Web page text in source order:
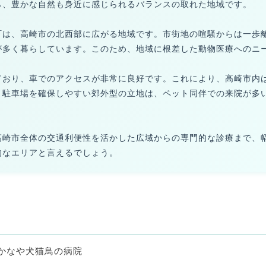
豊かな自然も身近に感じられるバランスの取れた地域です。
、高崎市の北西部に広がる地域です。市街地の喧騒からは一歩
く暮らしています。このため、地域に根差した動物医療へのニ
り、車でのアクセスが非常に良好です。これにより、高崎市内
車場を確保しやすい郊外型の立地は、ペット同伴での来院が多
市全体の交通利便性を活かした広域からの専門的な診療まで、
エリアと言えるでしょう。
なや犬猫鳥の病院